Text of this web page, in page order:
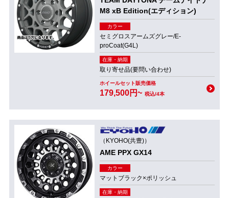
M8 xB Edition(エディション)
カラー
セミグロスアームズグレー/E-
proCoat(G4L)
在庫・納期
取り寄せ品(要問い合わせ)
ホイールセット販売価格
179,500円~ 税込/4本
（KYOHO(共豊)）
AME PPX GX14
カラー
マットブラック×ポリッシュ
在庫・納期